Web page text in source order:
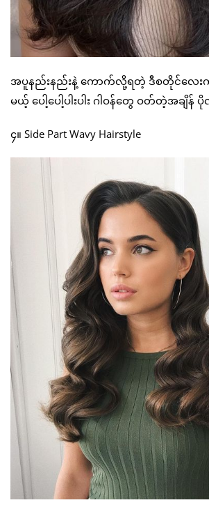
အပူနည်းနည်းနဲ့ ကောက်လို့ရတဲ့ ဒီစတိုင်လေး
မယ့် ပေါ့ပေါ့ပါးပါး ဂါဝန်တွေ ဝတ်တဲ့အချိန်
၄။ Side Part Wavy Hairstyle